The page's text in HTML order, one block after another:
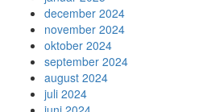
december 2024
november 2024
oktober 2024
september 2024
august 2024
juli 2024